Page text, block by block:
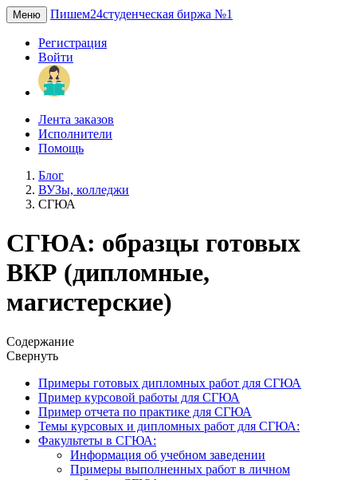
Меню Пишем24студенческая биржа №1
Регистрация
Войти
Лента заказов
Исполнители
Помощь
Блог
ВУЗы, колледжи
СГЮА
СГЮА: образцы готовых
ВКР (дипломные,
магистерские)
Содержание
Свернуть
Примеры готовых дипломных работ для СГЮА
Пример курсовой работы для СГЮА
Пример отчета по практике для СГЮА
Темы курсовых и дипломных работ для СГЮА:
Факультеты в СГЮА:
Информация об учебном заведении
Примеры выполненных работ в личном